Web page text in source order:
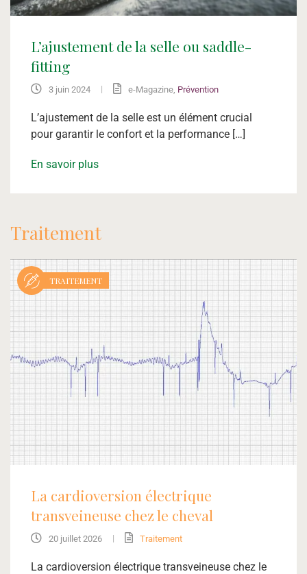
L’ajustement de la selle ou saddle-
fitting
3 juin 2024 | e-Magazine, Prévention
L’ajustement de la selle est un élément crucial
pour garantir le confort et la performance […]
En savoir plus
Traitement
TRAITEMENT
La cardioversion électrique
transveineuse chez le cheval
20 juillet 2026 | Traitement
La cardioversion électrique transveineuse chez le